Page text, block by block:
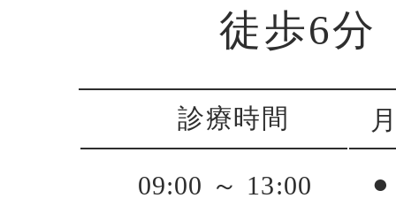
徒歩6分
診療時間 月
09:00 ～ 13:00 ●